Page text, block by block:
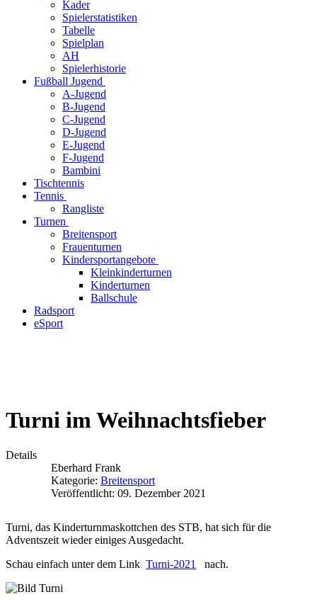
Kader
Spielerstatistiken
Tabelle
Spielplan
AH
Spielerhistorie
Fußball Jugend
A-Jugend
B-Jugend
C-Jugend
D-Jugend
E-Jugend
F-Jugend
Bambini
Tischtennis
Tennis
Rangliste
Turnen
Breitensport
Frauenturnen
Kindersportangebote
Kleinkinderturnen
Kinderturnen
Ballschule
Radsport
eSport
Turni im Weihnachtsfieber
Details
Eberhard Frank
Kategorie: Breitensport
Veröffentlicht: 09. Dezember 2021
Turni, das Kinderturnmaskottchen des STB, hat sich für die
Adventszeit wieder einiges Ausgedacht.
Schau einfach unter dem Link Turni-2021 nach.